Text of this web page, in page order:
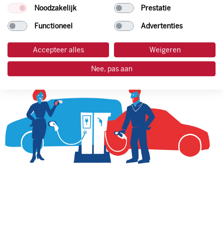
Noodzakelijk Prestatie
Functioneel Advertenties
Accepteer alles Weigeren
Nee, pas aan